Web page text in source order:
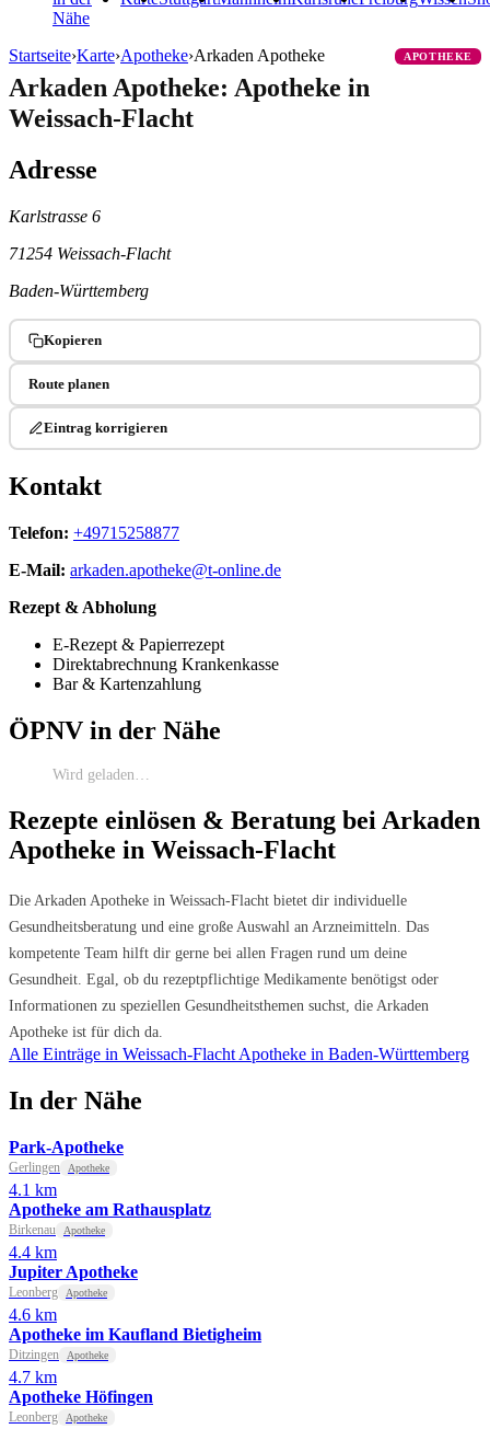
Nähe
Startseite›Karte›Apotheke›Arkaden Apotheke APOTHEKE
Arkaden Apotheke: Apotheke in
Weissach-Flacht
Adresse
Karlstrasse 6
71254 Weissach-Flacht
Baden-Württemberg
Kopieren
Route planen
Eintrag korrigieren
Kontakt
Telefon: +49715258877
E-Mail: arkaden.apotheke@t-online.de
Rezept & Abholung
E-Rezept & Papierrezept
Direktabrechnung Krankenkasse
Bar & Kartenzahlung
ÖPNV in der Nähe
Wird geladen…
Rezepte einlösen & Beratung bei Arkaden
Apotheke in Weissach-Flacht
Die Arkaden Apotheke in Weissach-Flacht bietet dir individuelle
Gesundheitsberatung und eine große Auswahl an Arzneimitteln. Das
kompetente Team hilft dir gerne bei allen Fragen rund um deine
Gesundheit. Egal, ob du rezeptpflichtige Medikamente benötigst oder
Informationen zu speziellen Gesundheitsthemen suchst, die Arkaden
Apotheke ist für dich da.
Alle Einträge in Weissach-Flacht Apotheke in Baden-Württemberg
In der Nähe
Park-Apotheke
Gerlingen Apotheke
4.1 km
Apotheke am Rathausplatz
Birkenau Apotheke
4.4 km
Jupiter Apotheke
Leonberg Apotheke
4.6 km
Apotheke im Kaufland Bietigheim
Ditzingen Apotheke
4.7 km
Apotheke Höfingen
Leonberg Apotheke